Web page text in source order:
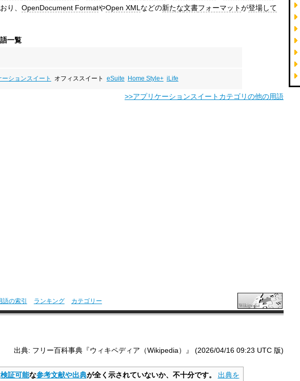
おり、 OpenDocument FormatやOpen XML などの新たな文書フォーマットが登場して
一覧
ーションスイート オフィススイート eSuite Home Style+ iLife
>>アプリケーションスイートカテゴリの他の用語
語の索引 ランキング カテゴリー
出典: フリー百科事典『ウィキペディア（Wikipedia）』 (2026/04/16 09:23 UTC 版)
検証可能な参考文献や出典が全く示されていないか、不十分です。
出典を